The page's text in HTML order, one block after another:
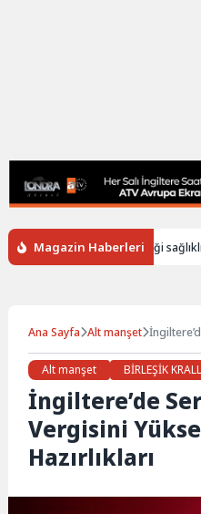
Magazin Haberleri
ölen annenin bebeği sağlıklı
Ana Sayfa Alt manşet
Alt manşet
BİRLEŞİK
İngiltere’de
Vergisini
Hazırlıkları